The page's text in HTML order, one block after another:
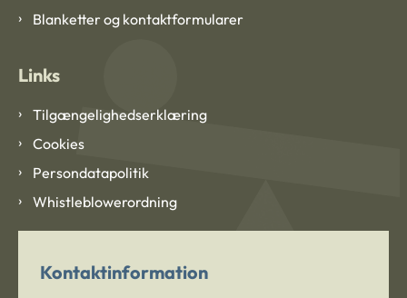
Blanketter og kontaktformularer
Links
Tilgængelighedserklæring
Cookies
Persondatapolitik
Whistleblowerordning
Kontaktinformation